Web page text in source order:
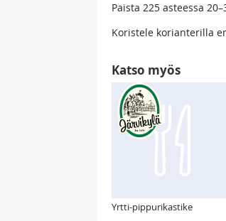
Paista 225 asteessa
Koristele korianterilla
Katso myös
Yrtti-pippurikastike